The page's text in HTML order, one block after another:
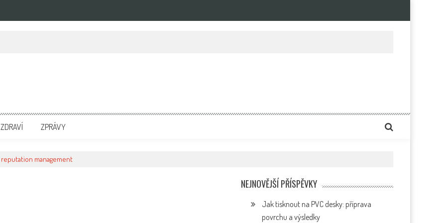
portálech. Press Media. Kde vydat Tiskovou zprávu? Na portále eKompetence
ZDRAVÍ ZPRÁVY
reputation management
NEJNOVĚJŠÍ PŘÍSPĚVKY
Jak tisknout na PVC desky: příprava
povrchu a výsledky